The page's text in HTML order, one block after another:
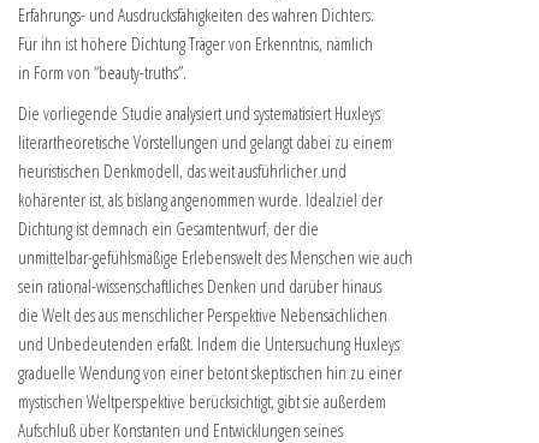
Erfahrungs- und Ausdrucksfähigkeiten des wahren Dichters.
Für ihn ist höhere Dichtung Träger von Erkenntnis, nämlich
in Form von “beauty-truths”.
Die vorliegende Studie analysiert und systematisiert Huxleys
literartheoretische Vorstellungen und gelangt dabei zu einem
heuristischen Denkmodell, das weit ausführlicher und
kohärenter ist, als bislang angenommen wurde. Idealziel der
Dichtung ist demnach ein Gesamtentwurf, der die
unmittelbar-gefühlsmäßige Erlebenswelt des Menschen wie auch
sein rational-wissenschaftliches Denken und darüber hinaus
die Welt des aus menschlicher Perspektive Nebensächlichen
und Unbedeutenden erfaßt. Indem die Untersuchung Huxleys
graduelle Wendung von einer betont skeptischen hin zu einer
mystischen Weltperspektive berücksichtigt, gibt sie außerdem
Aufschluß über Konstanten und Entwicklungen seines